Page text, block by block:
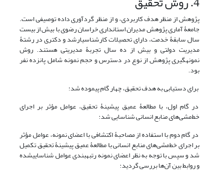
پژوهش از منظر هدف کاربردی، و از منظر گردآوری داده توصیفی است.
جامعۀ آماری پژوهش مدیران استانداری خراسان رضوی با بیش ‎از بیست
سال سابقۀ خدمت، دارای تحصیلات کارشناسی‎ارشد و دکتری در رشتۀ
مدیریت دولتی و بیش از ده سال تجربۀ مدیریتی هستند. روش
نمونه‎گیری پژوهش از نوع در دسترس و حجم نمونه شامل پانزده نفر
بود.
برای دستیابی به هدف تحقیق، چهار گام پیموده شد:
در گام اول، با مطالعۀ عمیق پیشینۀ تحقیق، عوامل مؤثر بر اجرای
خط‌مشی‌های منابع انسانی شناسایی شد؛
در گام دوم با استفاده از مصاحبۀ اکتشافی با اعضای نمونه، عوامل مؤثر
بر اجرای خط‌مشی‌های منابع انسانی با مطالعۀ عمیق پیشینۀ تحقیق تکمیل
شد و سپس با توجه به نظر اعضای نمونه رتبه‎بندی عوامل شناسایی‏شده
و روابط بین آن‌ها بررسی گردید؛